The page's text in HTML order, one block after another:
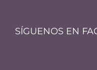
SÍGUENOS EN